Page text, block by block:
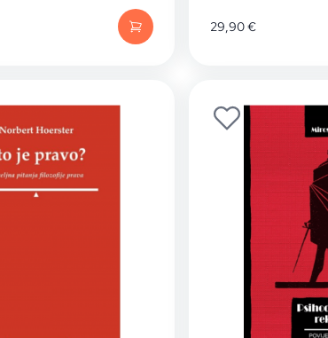
29,90€